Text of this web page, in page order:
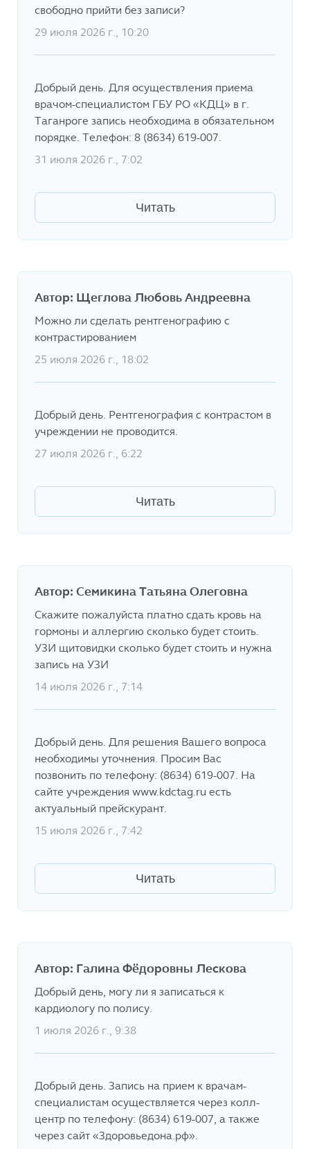
свободно прийти без записи?
29 июля 2026 г., 10:20
Добрый день. Для осуществления приема
врачом-специалистом ГБУ РО «КДЦ» в г.
Таганроге запись необходима в обязательном
порядке. Телефон: 8 (8634) 619-007.
31 июля 2026 г., 7:02
Читать
Автор: Щеглова Любовь Андреевна
Можно ли сделать рентгенографию с
контрастированием
25 июля 2026 г., 18:02
Добрый день. Рентгенография с контрастом в
учреждении не проводится.
27 июля 2026 г., 6:22
Читать
Автор: Семикина Татьяна Олеговна
Скажите пожалуйста платно сдать кровь на
гормоны и аллергию сколько будет стоить.
УЗИ щитовидки сколько будет стоить и нужна
запись на УЗИ
14 июля 2026 г., 7:14
Добрый день. Для решения Вашего вопроса
необходимы уточнения. Просим Вас
позвонить по телефону: (8634) 619-007. На
сайте учреждения www.kdctag.ru есть
актуальный прейскурант.
15 июля 2026 г., 7:42
Читать
Автор: Галина Фёдоровны Лескова
Добрый день, могу ли я записаться к
кардиологу по полису.
1 июля 2026 г., 9:38
Добрый день. Запись на прием к врачам-
специалистам осуществляется через колл-
центр по телефону: (8634) 619-007, а также
через сайт «Здоровьедона.рф».